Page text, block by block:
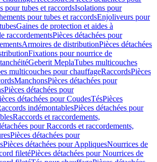
pour tubes et raccordsIsolations pour
pour tubes et raccordsEnjoliveurs pour
Gaines de protection et aides à
raccordementsPièces détachées pour
Armoires de distributionPièces détachées
Fixations pour nourrice de
Geberit MeplaTubes multicouches
multicouches pour chauffageRaccordsPièces
ManchonsPièces détachées pour
Pièces détachées pour
détachées pour CoudesTésPièces
indémontablesPièces détachées pour
Raccords et raccordements,
pour Raccords et raccordements,
Pièces détachées pour
Pièces détachées pour AppliquesNourrices de
filetéPièces détachées pour Nourrices de